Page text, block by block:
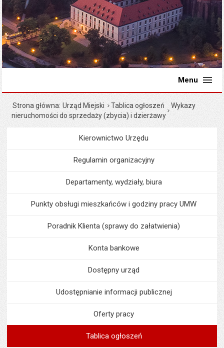
Menu
Strona główna Urząd Miejski Tablica ogłoszeń
Wykazy
nieruchomości do sprzedaży (zbycia) i dzierżawy
MenuUrząd Miejski
Kierownictwo Urzędu
Regulamin organizacyjny
Departamenty, wydziały, biura
Punkty obsługi mieszkańców i godziny pracy UMW
Poradnik Klienta (sprawy do załatwienia)
Konta bankowe
Dostępny urząd
Udostępnianie informacji publicznej
Oferty pracy
Tablica ogłoszeń